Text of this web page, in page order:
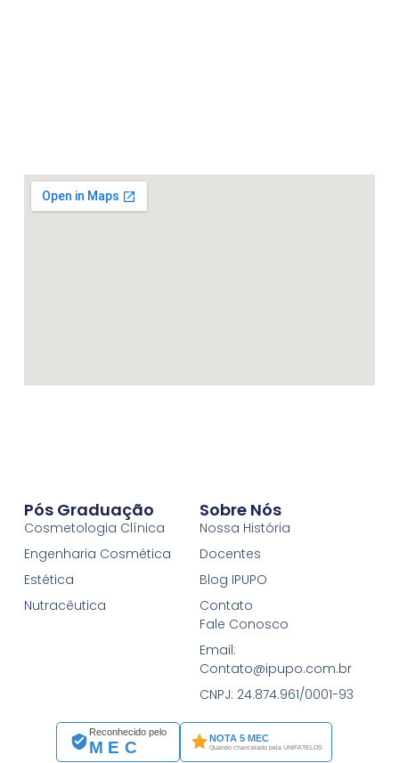
Reconhecido pelo
MEC
NOTA 5 MEC
Quando chancelado pela UNIFATELOS
Pós Graduação
Cosmetologia Clínica
Engenharia Cosmética
Estética
Nutracêutica
Sobre Nós
Nossa História
Docentes
Blog IPUPO
Contato
Fale Conosco
Email:
Contato@ipupo.com.br
CNPJ: 24.874.961/0001-93